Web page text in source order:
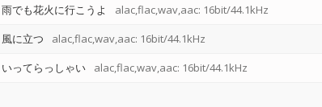
雨でも花火に行こうよ alac,flac,wav,aac: 16bit/44.1kHz
風に立つ alac,flac,wav,aac: 16bit/44.1kHz
いってらっしゃい alac,flac,wav,aac: 16bit/44.1kHz